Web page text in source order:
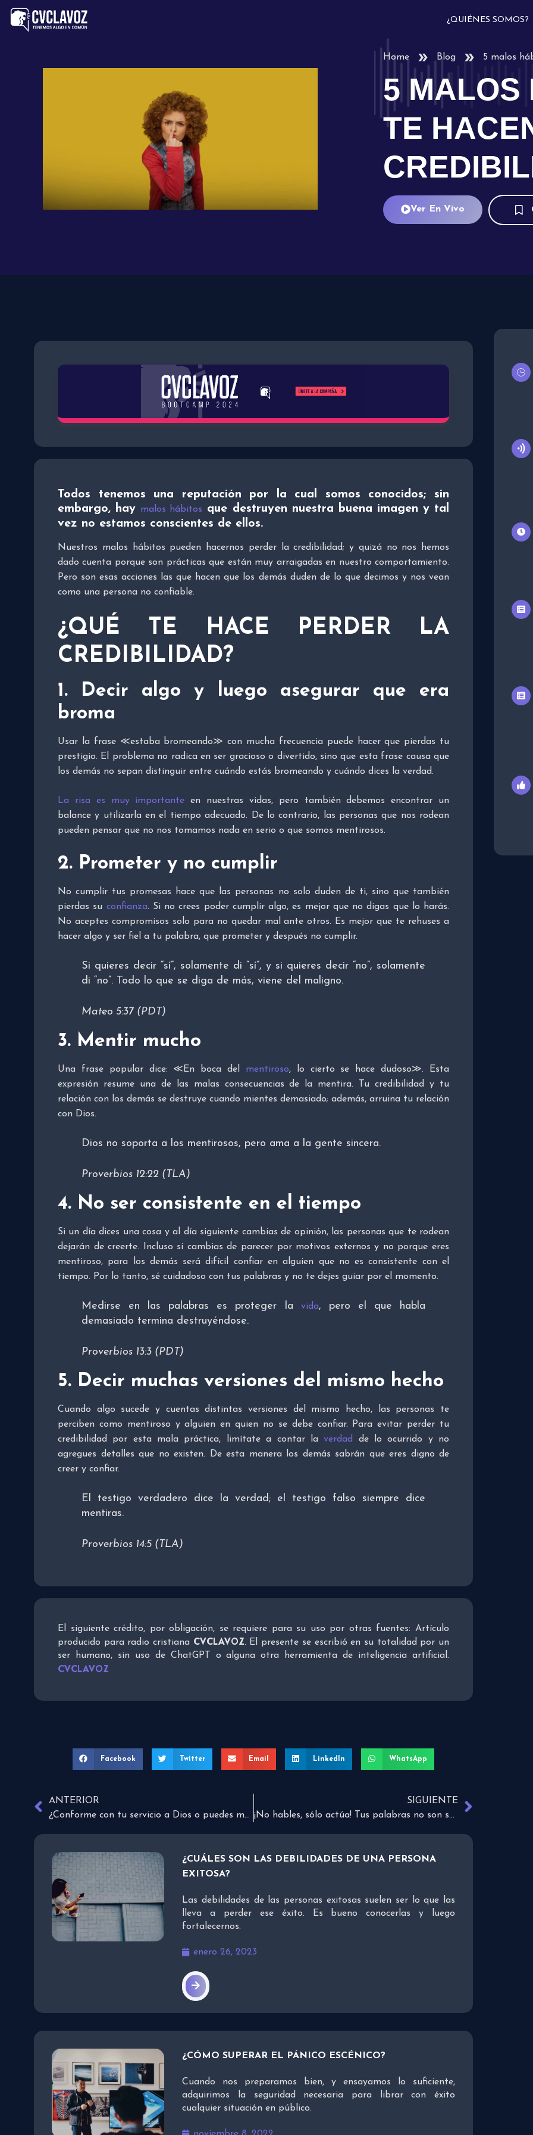
¿QUIÉNES SOMOS?
Home Blog 5 malos
5 MALOS
TE
Ver En Vivo
Todos tenemos una reputación por la cual somos conocidos; sin
embargo, hay malos hábitos
que destruyen nuestra buena imagen y tal
vez no estamos conscientes de ellos.
Nuestros malos hábitos pueden hacernos perder la credibilidad; y quizá no nos hemos
dado cuenta porque son prácticas que están muy arraigadas en nuestro comportamiento.
Pero son esas acciones las que hacen que los demás duden de lo que decimos y nos vean
como una persona no confiable.
¿QUÉ TE HACE PERDER LA
CREDIBILIDAD?
1. Decir algo y luego asegurar que era
broma
Usar la frase ≪estaba bromeando≫ con mucha frecuencia puede hacer que pierdas tu
prestigio. El problema no radica en ser gracioso o divertido, sino que esta frase causa que
los demás no sepan distinguir entre cuándo estás bromeando y cuándo dices la verdad.
La risa es muy importante en nuestras vidas, pero también debemos encontrar un
balance y utilizarla en el tiempo adecuado. De lo contrario, las personas que nos rodean
pueden pensar que no nos tomamos nada en serio o que somos mentirosos.
2. Prometer y no cumplir
No cumplir tus promesas hace que las personas no solo duden de ti, sino que también
pierdas su confianza. Si no crees poder cumplir algo, es mejor que no digas que lo harás.
No aceptes compromisos solo para no quedar mal ante otros. Es mejor que te rehuses a
hacer algo y ser fiel a tu palabra, que prometer y después no cumplir.
Si quieres decir “sí”, solamente di “sí”, y si quieres decir “no”, solamente
di “no”. Todo lo que se diga de más, viene del maligno.
Mateo 5:37 (PDT)
3. Mentir mucho
Una frase popular dice: ≪En boca del mentiroso, lo cierto se hace dudoso≫. Esta
expresión resume una de las malas consecuencias de la mentira. Tu credibilidad y tu
relación con los demás se destruye cuando mientes demasiado; además, arruina tu relación
con Dios.
Dios no soporta a los mentirosos, pero ama a la gente sincera.
Proverbios 12:22 (TLA)
4. No ser consistente en el tiempo
Si un día dices una cosa y al día siguiente cambias de opinión, las personas que te rodean
dejarán de creerte. Incluso si cambias de parecer por motivos externos y no porque eres
mentiroso, para los demás será difícil confiar en alguien que no es consistente con el
tiempo. Por lo tanto, sé cuidadoso con tus palabras y no te dejes guiar por el momento.
Medirse en las palabras es proteger la vida, pero el que habla
demasiado termina destruyéndose.
Proverbios 13:3 (PDT)
5. Decir muchas versiones del mismo hecho
Cuando algo sucede y cuentas distintas versiones del mismo hecho, las personas te
perciben como mentiroso y alguien en quien no se debe confiar. Para evitar perder tu
credibilidad por esta mala práctica, limítate a contar laverdad
de lo ocurrido y no
agregues detalles que no existen. De esta manera los demás sabrán que eres digno de
creer y confiar.
El testigo verdadero dice la verdad; el testigo falso siempre dice
mentiras.
Proverbios 14:5 (TLA)
El siguiente crédito, por obligación, se requiere para su uso por otras fuentes: Artículo
producido para radio cristiana CVCLAVOZ. El presente se escribió en su totalidad por un
ser humano, sin uso de ChatGPT o alguna otra herramienta de inteligencia artificial.
CVCLAVOZ
Facebook Twitter Email LinkedIn WhatsApp
ANTERIOR
¿Conforme con tu servicio a Dios o puedes mejorar?
SIGUIENTE
¡No hables, sólo actúa! Tus palabras no son suficientes
¿CUÁLES SON LAS DEBILIDADES DE UNA PERSONA
EXITOSA?
Las debilidades de las personas exitosas suelen ser lo que las
lleva a perder ese éxito. Es bueno conocerlas y luego
fortalecernos.
enero 26, 2023
¿CÓMO SUPERAR EL PÁNICO ESCÉNICO?
Cuando nos preparamos bien, y ensayamos lo suficiente,
adquirimos la seguridad necesaria para librar con éxito
cualquier situación en público.